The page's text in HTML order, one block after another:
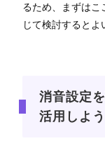
るため、まずはこ
じて検討するとよ
消音設定
活用しよう